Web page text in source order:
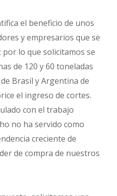
el beneficio de unos
y empresarios que se
lo que solicitamos se
de 120 y 60 toneladas
Brasil y Argentina de
el ingreso de cortes.
con el trabajo
no ha servido como
creciente de
de compra de nuestros